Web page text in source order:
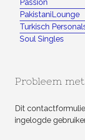
Passion
PakistaniLounge
Turkisch
Soul Singles
Probleem
Dit
ingelogde